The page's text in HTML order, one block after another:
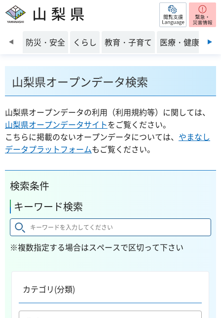
山梨県 閲覧支援
前のスライドを表示
防災・安全 くらし 教育・子育て 医療・健康・福
山梨県オープンデータ検索
山梨県オープンデータの利用（利用規約等）に関しては、
山梨県オープンデータサイトをご覧ください。
こちらに掲載のないオープンデータについては、 やまなし
データプラットフォームもご覧ください。
検索条件
キーワード検索
※複数指定する場合はスペースで区切って下さい
カテゴリ(分類)